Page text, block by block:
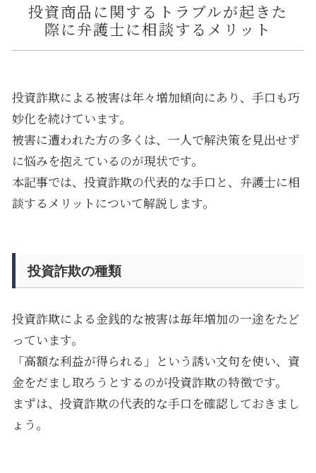
投資商品に関するトラブルが起きた
際に弁護士に相談するメリット
投資詐欺による被害は年々増加傾向にあり、手口も巧
妙化を続けています。
被害に遭われた方の多くは、一人で解決策を見出せず
に悩みを抱えているのが現状です。
本記事では、投資詐欺の代表的な手口と、弁護士に相
談するメリットについて解説します。
投資詐欺の種類
投資詐欺による金銭的な被害は毎年増加の一途をたど
っています。
「高額な利益が得られる」という誘い文句を使い、資
金をだまし取ろうとするのが投資詐欺の特徴です。
まずは、投資詐欺の代表的な手口を確認しておきまし
ょう。